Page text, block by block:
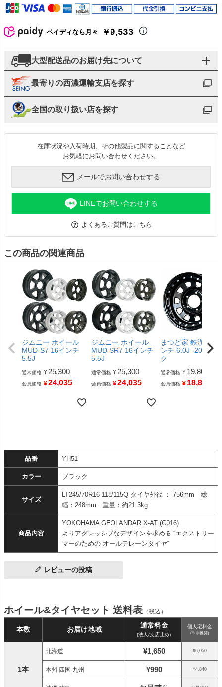
ペイディなら月々 ￥9,533
大型配送品のお届け先について
最寄りの西濃運輸支店を探す
全国の取り扱い店を探す
在庫状況や入荷時期、その他製品に関することなど
お気軽にお問い合わせください。
メールでお問い合わせする
LINEでお問い合わせする
よくあるご質問はこちら
この商品の関連商品
ジムニー ホイール
MUD-S7 16インチ
5.5J
通常価格 ¥ 25,300
会員価格 ¥24,035
ジムニー ホイール
MUD-SR7 16インチ
5.5J
通常価格 ¥ 25,300
会員価格 ¥24,035
まつど家 鉄漢 16イ
ンチ 6.0J -20 ブラ
ク
通常価格 ¥ 19,800
会員価格 ¥ 18,810
品番 YH51
カラー ブラック
サイズ
LT245/70R16 118/115Q タイヤ外径 ： 756mm 総
幅：248mm 重量：約21.3kg
商品内容
YOKOHAMA GEOLANDAR X-AT (G016)
よりアグレッシブなデザインを求める “エクストリー
マーのための オールテレーンタイヤ”
レビューの投稿
ホイール&タイヤセット 送料表 （税込）
本数 お届け地域 通常料金
(法人/支店止め)
個人宅料金
(※非推奨)
1本
北海道 ¥1,650 ¥6,050
本州 四国 九州 ¥990 ¥4,840